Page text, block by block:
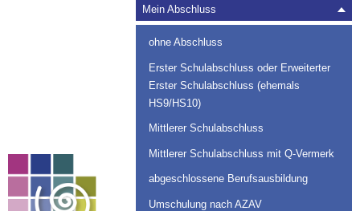
Mein Abschluss
ohne Abschluss
Erster Schulabschluss oder Erweiterter
Erster Schulabschluss (ehemals
HS9/HS10)
Mittlerer Schulabschluss
Mittlerer Schulabschluss mit Q-Vermerk
abgeschlossene Berufsausbildung
Umschulung nach AZAV